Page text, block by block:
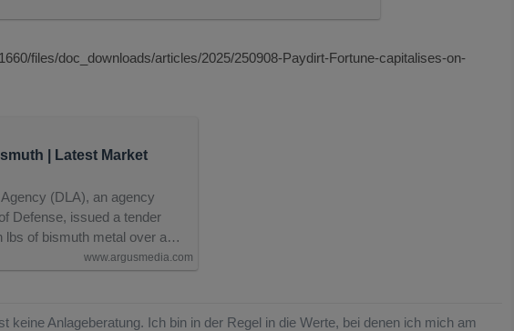
files/doc_downloads/articles/2025/250908-Paydirt-Fortune-capitalises-on-
| Latest Market
(DLA), an agency
Defense, issued a tender
lbs of bismuth metal over a…
www.argusmedia.com
keine Anlageberatung. Ich bin in der Regel in die Werte, bei denen ich mich am